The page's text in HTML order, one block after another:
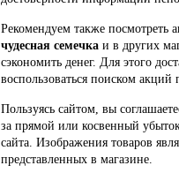
Рекомендуем также посмотреть
чудесная семечка и в других
сэкономить денег. Для этого
воспользоваться поиском акций
Пользуясь сайтом, вы
за прямой или косвенный
сайта. Изображения товаров
представленных в магазине.